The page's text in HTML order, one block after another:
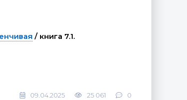
/ книга 7.1.
09.04.2025 25 061 0